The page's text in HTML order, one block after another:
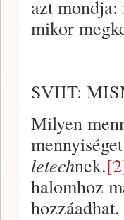
azt
mikor
SVIIT:
Milyen
mennyiséget
letechnek.
halomhoz
hozzáadhat.